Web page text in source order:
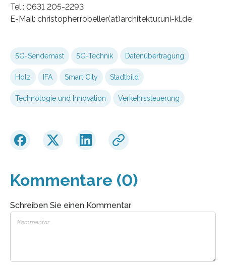
Tel.: 0631 205-2293
E-Mail: christopher.robeller(at)architektur.uni-kl.de
5G-Sendemast 5G-Technik Datenübertragung
Holz IFA Smart City Stadtbild
Technologie und Innovation Verkehrssteuerung
Kommentare (0)
Schreiben Sie einen Kommentar